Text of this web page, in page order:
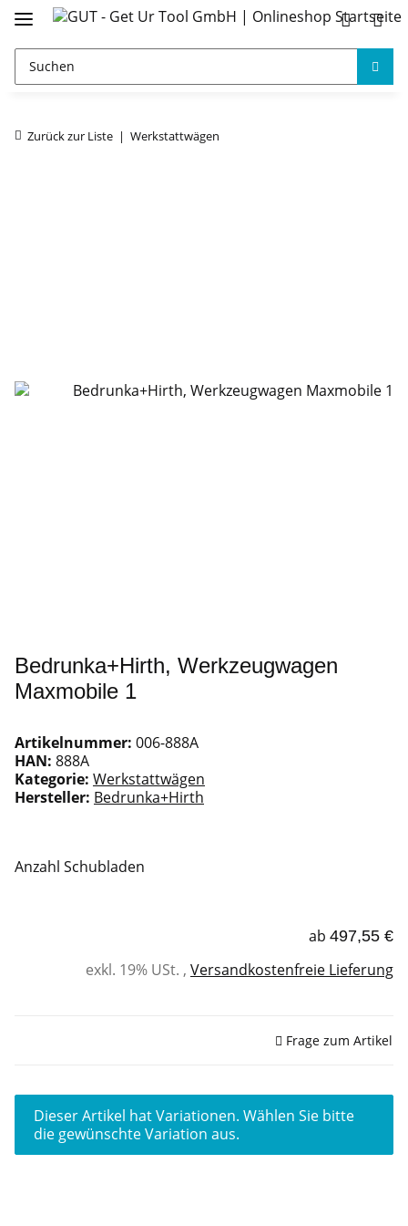
Zurück zur Liste Werkstattwägen
Bedrunka+Hirth, Werkzeugwagen
Maxmobile 1
Artikelnummer: 006-888A
HAN: 888A
Kategorie: Werkstattwägen
Hersteller: Bedrunka+Hirth
Anzahl Schubladen
ab 497,55 €
exkl. 19% USt. , Versandkostenfreie Lieferung
Frage zum Artikel
x
Dieser Artikel hat Variationen. Wählen Sie bitte
die gewünschte Variation aus.